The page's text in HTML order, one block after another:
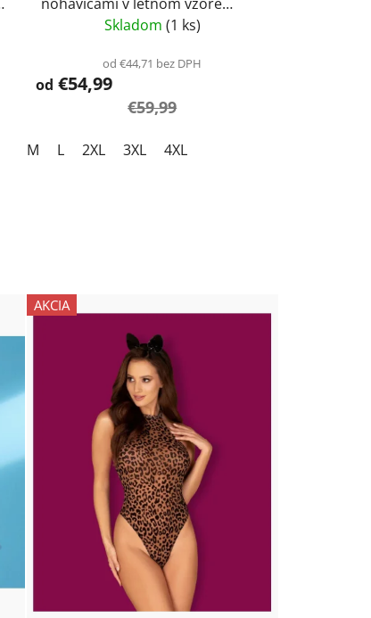
Vamp 24072Skladom (1 ks)
od €44,71 bez DPH
od €54,99
€59,99
M L 2XL 3XL 4XL
AKCIA